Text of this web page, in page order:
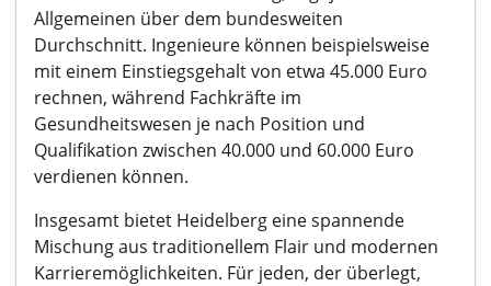
Allgemeinen über dem bundesweiten
Durchschnitt. Ingenieure können beispielsweise
mit einem Einstiegsgehalt von etwa 45.000 Euro
rechnen, während Fachkräfte im
Gesundheitswesen je nach Position und
Qualifikation zwischen 40.000 und 60.000 Euro
verdienen können.
Insgesamt bietet Heidelberg eine spannende
Mischung aus traditionellem Flair und modernen
Karrieremöglichkeiten. Für jeden, der überlegt,